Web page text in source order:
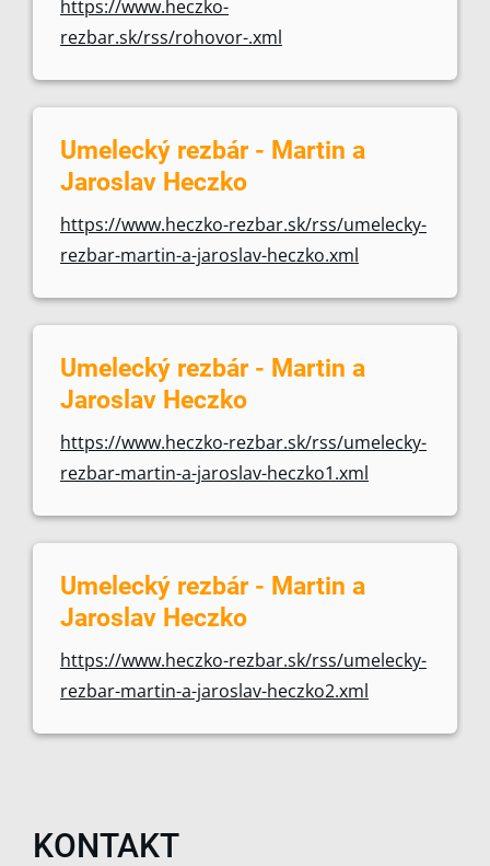
https://www.heczko-
rezbar.sk/rss/rohovor-.xml
Umelecký rezbár - Martin a
Jaroslav Heczko
https://www.heczko-rezbar.sk/rss/umelecky-
rezbar-martin-a-jaroslav-heczko.xml
Umelecký rezbár - Martin a
Jaroslav Heczko
https://www.heczko-rezbar.sk/rss/umelecky-
rezbar-martin-a-jaroslav-heczko1.xml
Umelecký rezbár - Martin a
Jaroslav Heczko
https://www.heczko-rezbar.sk/rss/umelecky-
rezbar-martin-a-jaroslav-heczko2.xml
KONTAKT